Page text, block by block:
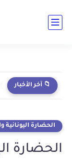
📁 آخر الأخبار
الحضارة اليونانية
الحضارة